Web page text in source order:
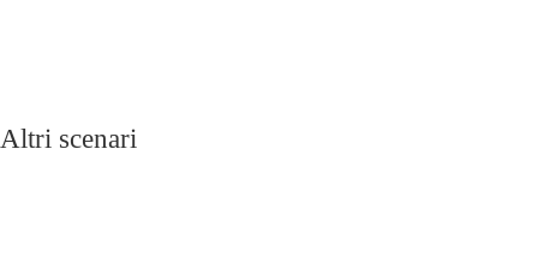
Altri scenari